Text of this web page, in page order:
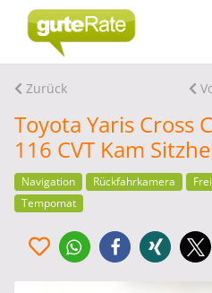
Zurück
Toyota Yaris Cross
116 CVT Kam
Navigation Rückfahrkamera
Tempomat